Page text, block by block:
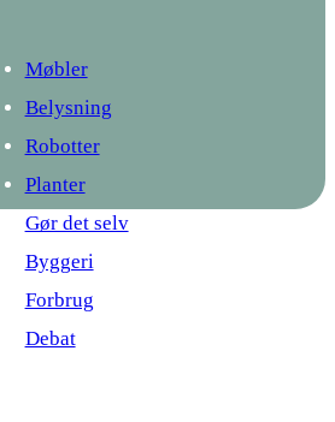
Møbler
Belysning
Robotter
Planter
Gør det selv
Byggeri
Forbrug
Debat